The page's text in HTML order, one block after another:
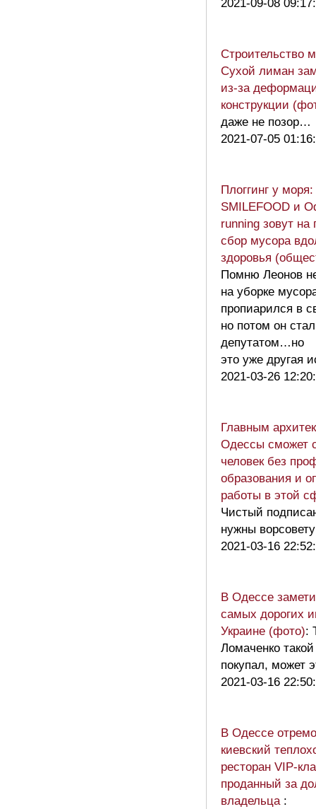
2021-09-08
Строительство
Сухой лиман
из-за
конструкции
даже не позор…
2021-07-05
Плоггинг у моря:
SMILEFOOD и
running зовут на
сбор мусора
здоровья
Помню Леонов
на уборке
пропиарился в
но потом он стал
депутатом…но
это уже другая
2021-03-26
Главным
Одессы сможет
человек без
образования и
работы в этой
Чистый
нужны ворсовету
2021-03-16
В Одессе
самых дорогих
Украине (фото):
Ломаченко
покупал, может
2021-03-16
В Одессе
киевский
ресторан VIP-
проданный за
владельца :